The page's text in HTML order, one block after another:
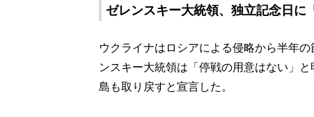
ゼレンスキー大統領、独立記念日に
ウクライナはロシアによる侵略から半年
ンスキー大統領は「停戦の用意はない」
島も取り戻すと宣言した。